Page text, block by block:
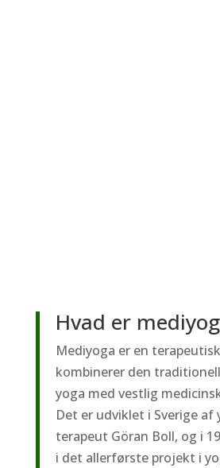
Hvad er
Mediyoga er en
kombinerer den
yoga med vestlig
Det er udviklet i Sverige
terapeut Göran Boll, og i
i det allerførste projekt i